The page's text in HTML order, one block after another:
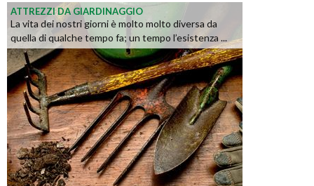
ATTREZZI DA GIARDINAGGIO
La vita dei nostri giorni è molto molto diversa da
quella di qualche tempo fa; un tempo l’esistenza ...